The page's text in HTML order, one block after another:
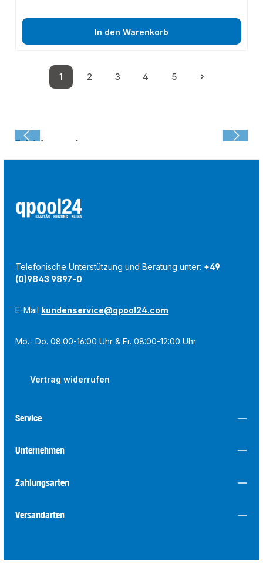
In den Warenkorb
Seite
1
Seite
2
Seite
3
Seite
4
Seite
5
Zuletzt angesehen:
Telefonische Unterstützung und Beratung unter: +49
(0)9843 9897-0
E-Mail kundenservice@qpool24.com
Mo.- Do. 08:00-16:00 Uhr & Fr. 08:00-12:00 Uhr
Vertrag widerrufen
Service
Unternehmen
Zahlungsarten
Versandarten